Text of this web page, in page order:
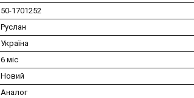
50-1701252
Руслан
Україна
6 міс
Новий
Аналог